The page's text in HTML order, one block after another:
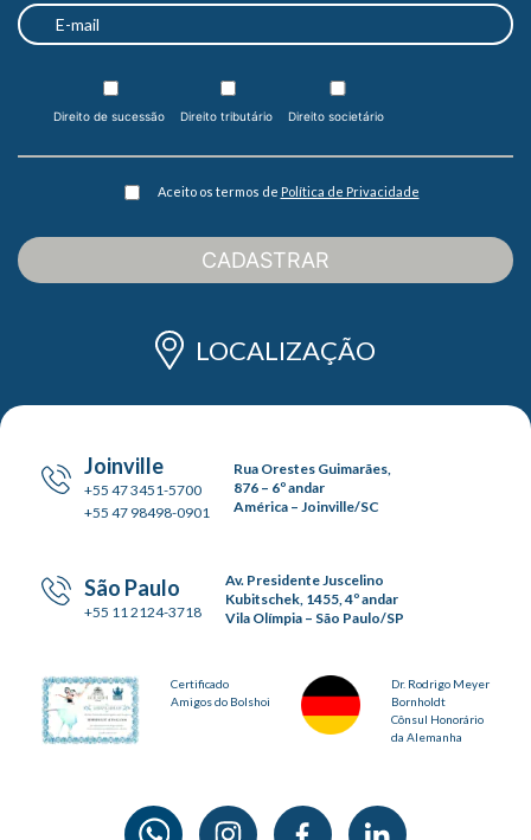
Direito de sucessão Direito tributário Direito societário
Aceito os termos de Política de Privacidade
CADASTRAR
LOCALIZAÇÃO
Joinville
+55 47 3451-5700
+55 47 98498-0901
Rua Orestes Guimarães,
876 – 6º andar
América – Joinville/SC
São Paulo
+55 11 2124-3718
Av. Presidente Juscelino
Kubitschek, 1455, 4º andar
Vila Olímpia – São Paulo/SP
Certificado
Amigos do Bolshoi
Dr. Rodrigo Meyer
Bornholdt
Cônsul Honorário
da Alemanha